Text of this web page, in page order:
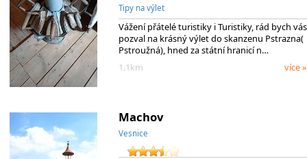
Tipy na výlet
Vážení přátelé turistiky i Turistiky, rád bych vás
pozval na krásný výlet do skanzenu Pstrazna(
Pstroužná), hned za státní hranicí n…
1.1km
více »
Machov
Vesnice